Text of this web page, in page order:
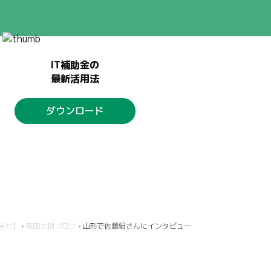
IT補助金の
最新活用法
ダウンロード
社】 › 森田大輔ブログ › 山形で佐藤組さんにインタビュー